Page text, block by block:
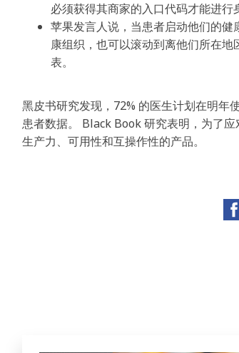
必须获得其商家的入口代码才能进行
苹果发言人说，当患者启动他们的健
康组织，也可以滚动到离他们所在
表。
黑皮书研究发现，72% 的医生计划在明年
患者数据。 Black Book 研究表明，为了
生产力、可用性和互操作性的产品。